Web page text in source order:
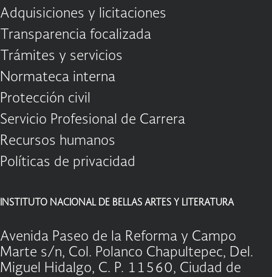
Adquisiciones y licitaciones
Transparencia focalizada
Trámites y servicios
Normateca interna
Protección civil
Servicio Profesional de Carrera
Recursos humanos
Políticas de privacidad
INSTITUTO NACIONAL DE BELLAS ARTES Y LITERATURA
Avenida Paseo de la Reforma y Campo
Marte s/n, Col. Polanco Chapultepec, Del.
Miguel Hidalgo, C. P. 11560, Ciudad de